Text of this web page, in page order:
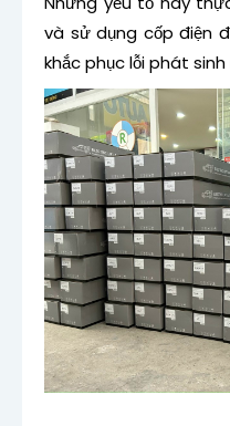
và sử dụng cốp điện
khắc phục lỗi phát